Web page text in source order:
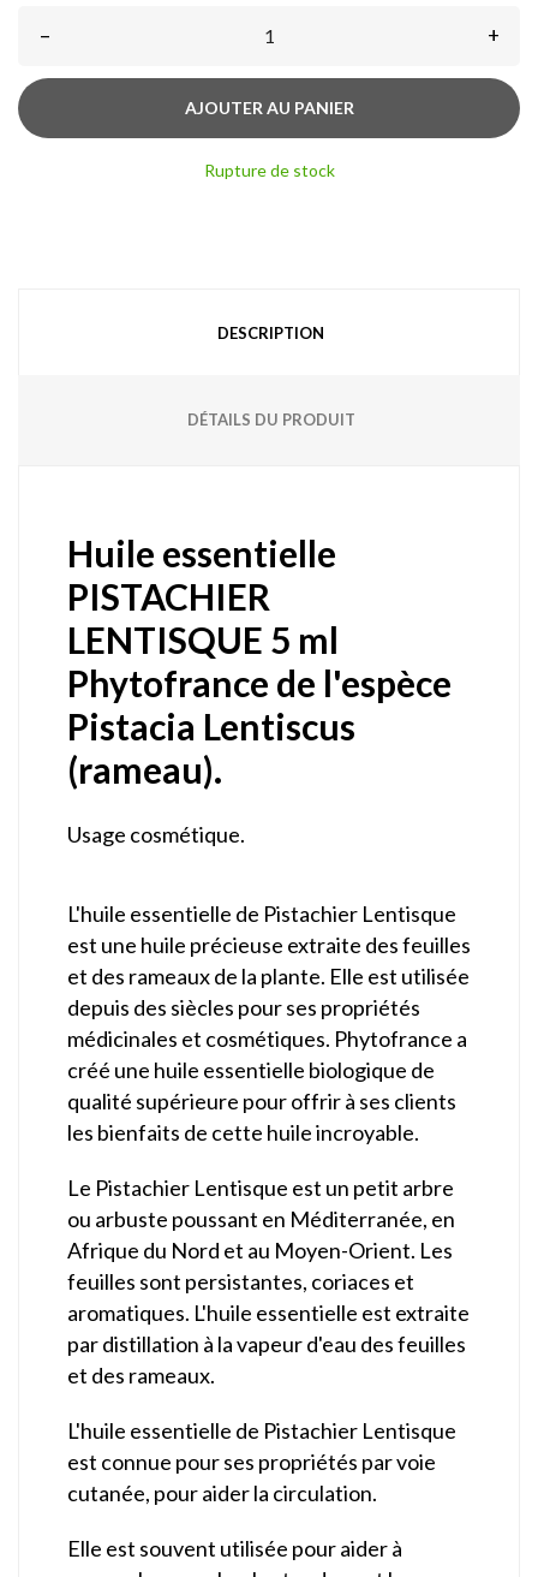
– +
AJOUTER AU PANIER
Rupture de stock
DESCRIPTION
DÉTAILS DU PRODUIT
Huile essentielle
PISTACHIER
LENTISQUE 5 ml
Phytofrance de l'espèce
Pistacia Lentiscus
(rameau).
Usage cosmétique.
L'huile essentielle de Pistachier Lentisque
est une huile précieuse extraite des feuilles
et des rameaux de la plante. Elle est utilisée
depuis des siècles pour ses propriétés
médicinales et cosmétiques. Phytofrance a
créé une huile essentielle biologique de
qualité supérieure pour offrir à ses clients
les bienfaits de cette huile incroyable.
Le Pistachier Lentisque est un petit arbre
ou arbuste poussant en Méditerranée, en
Afrique du Nord et au Moyen-Orient. Les
feuilles sont persistantes, coriaces et
aromatiques. L'huile essentielle est extraite
par distillation à la vapeur d'eau des feuilles
et des rameaux.
L'huile essentielle de Pistachier Lentisque
est connue pour ses propriétés par voie
cutanée, pour aider la circulation.
Elle est souvent utilisée pour aider à